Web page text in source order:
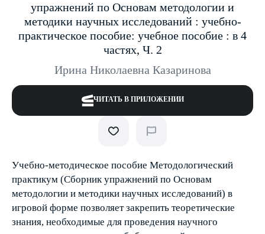
упражнений по Основам методологии и
методики научных исследований : учебно-
практическое пособие: учебное пособие : в 4
частях, Ч. 2
Ирина Николаевна Казаринова
ЧИТАТЬ В ПРИЛОЖЕНИИ
Учебно-методическое пособие Методологический
практикум (Сборник упражнений по Основам
методологии и методики научных исследований) в
игровой форме позволяет закрепить теоретические
знания, необходимые для проведения научного